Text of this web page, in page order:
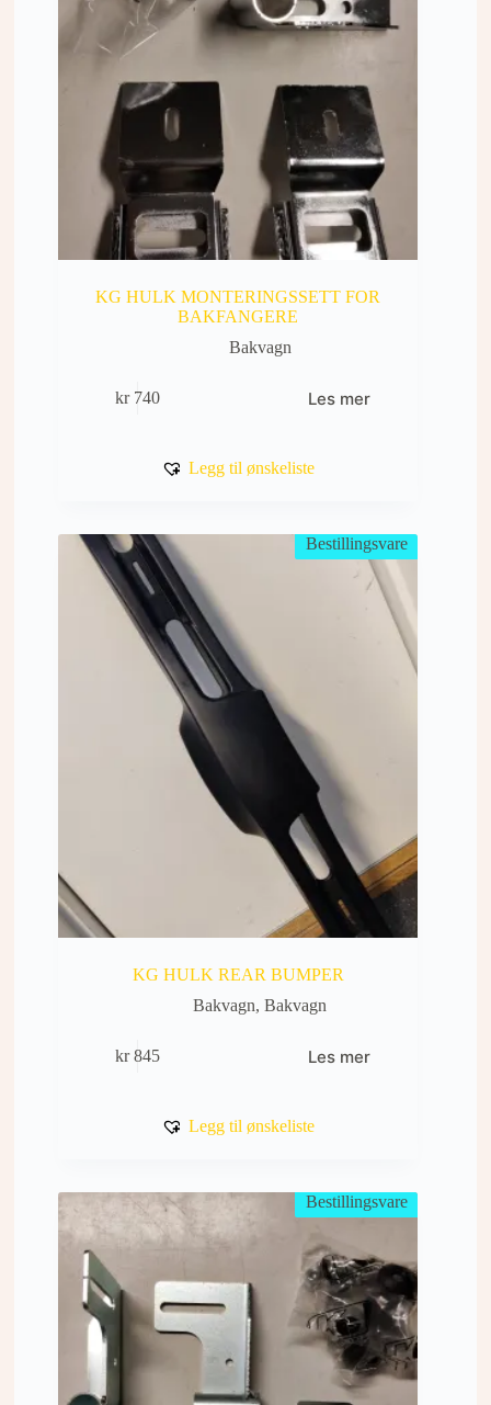
KG HULK MONTERINGSSETT FOR
BAKFANGERE
Bakvagn
kr740 Les mer
Legg til ønskeliste
Bestillingsvare
KG HULK REAR BUMPER
Bakvagn,Bakvagn
kr845 Les mer
Legg til ønskeliste
Bestillingsvare